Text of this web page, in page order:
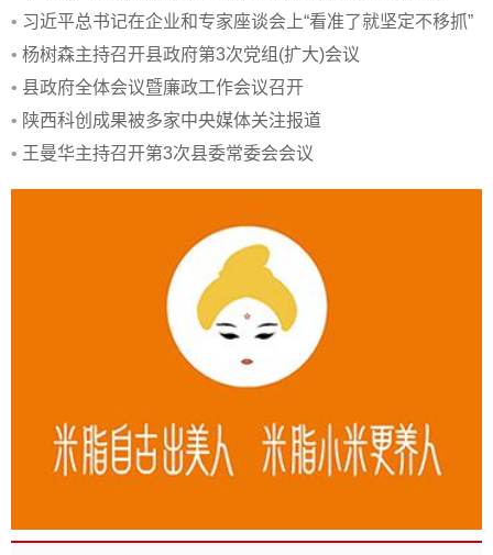
• 习近平总书记在企业和专家座谈会上“看准了就坚定不移抓”
• 杨树森主持召开县政府第3次党组(扩大)会议
• 县政府全体会议暨廉政工作会议召开
• 陕西科创成果被多家中央媒体关注报道
• 王曼华主持召开第3次县委常委会会议